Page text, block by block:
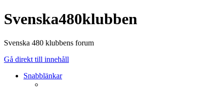
Svenska480klubben
Svenska 480 klubbens forum
Gå direkt till innehåll
Snabblänkar